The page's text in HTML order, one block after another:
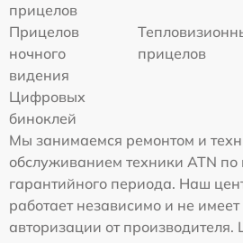
прицелов
Прицелов
ночного
видения
прицелов
Цифровых
биноклей
Мы занимаемся ремонтом и
обслуживанием техники ATN по
гарантийного периода. Наш
работает независимо и не
авторизации от